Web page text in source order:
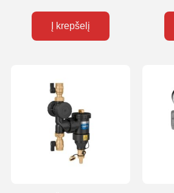
Į krepšelį